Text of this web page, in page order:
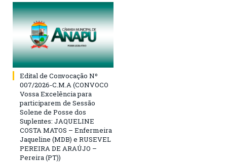
Edital de Convocação Nº
007/2026-C.M.A (CONVOCO
Vossa Excelência para
participarem de Sessão
Solene de Posse dos
Suplentes: JAQUELINE
COSTA MATOS – Enfermeira
Jaqueline (MDB) e RUSEVEL
PEREIRA DE ARAÚJO –
Pereira (PT))